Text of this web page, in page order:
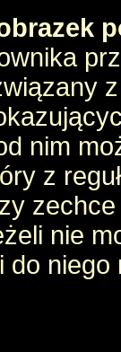
nim
z
nie
do